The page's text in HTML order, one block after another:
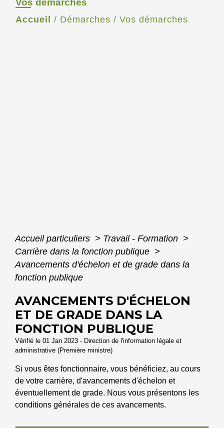
Vos démarches
Accueil / Démarches / Vos démarches
Accueil particuliers > Travail - Formation >
Carrière dans la fonction publique >
Avancements d'échelon et de grade dans la
fonction publique
AVANCEMENTS D'ÉCHELON
ET DE GRADE DANS LA
FONCTION PUBLIQUE
Vérifié le 01 Jan 2023 - Direction de l'information légale et
administrative (Première ministre)
Si vous êtes fonctionnaire, vous bénéficiez, au cours
de votre carrière, d'avancements d'échelon et
éventuellement de grade. Nous vous présentons les
conditions générales de ces avancements.